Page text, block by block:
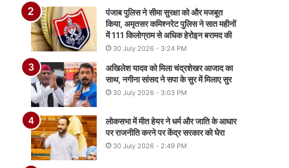
पंजाब पुलिस ने सीमा सुरक्षा को और मजबूत
किया, अमृतसर कमिश्नरेट पुलिस ने सात महीनों
में 111 किलोग्राम से अधिक हेरोइन बरामद की
30 July 2026 - 3:24 PM
अखिलेश यादव को मिला चंद्रशेखर आजाद का
साथ, नगीना सांसद ने सपा के सुर में मिलाए सुर
30 July 2026 - 3:03 PM
लोकसभा में मीत हेयर ने धर्म और जाति के आधार
पर राजनीति करने पर केंद्र सरकार को घेरा
30 July 2026 - 2:49 PM